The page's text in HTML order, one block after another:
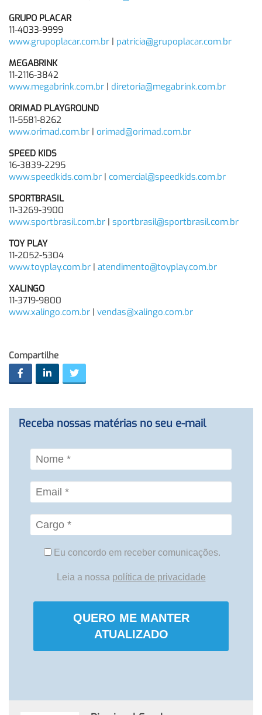
GRUPO PLACAR
11-4033-9999
www.grupoplacar.com.br | patricia@grupoplacar.com.br
MEGABRINK
11-2116-3842
www.megabrink.com.br | diretoria@megabrink.com.br
ORIMAD PLAYGROUND
11-5581-8262
www.orimad.com.br | orimad@orimad.com.br
SPEED KIDS
16-3839-2295
www.speedkids.com.br | comercial@speedkids.com.br
SPORTBRASIL
11-3269-3900
www.sportbrasil.com.br | sportbrasil@sportbrasil.com.br
TOY PLAY
11-2052-5304
www.toyplay.com.br | atendimento@toyplay.com.br
XALINGO
11-3719-9800
www.xalingo.com.br | vendas@xalingo.com.br
Compartilhe
Receba nossas matérias no seu e-mail
Eu concordo em receber comunicações.
Leia a nossa política de privacidade
QUERO ME MANTER
ATUALIZADO